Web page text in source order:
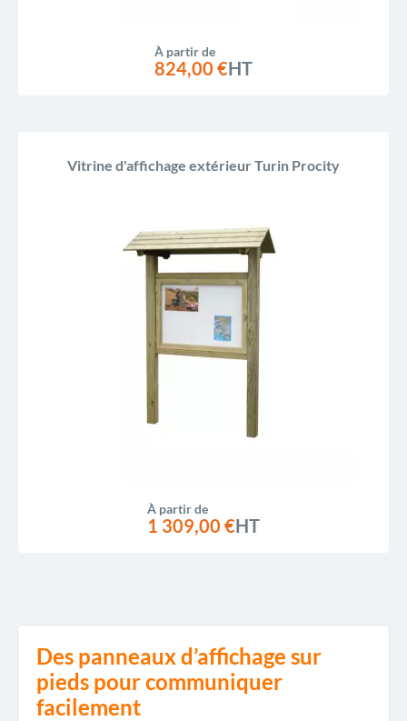
À partir de
824,00 €HT
Vitrine d'affichage extérieur Turin Procity
À partir de
1 309,00 €HT
Des panneaux d’affichage sur
pieds pour communiquer
facilement